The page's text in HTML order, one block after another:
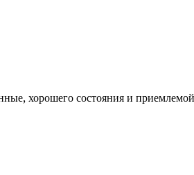
хорошего состояния и